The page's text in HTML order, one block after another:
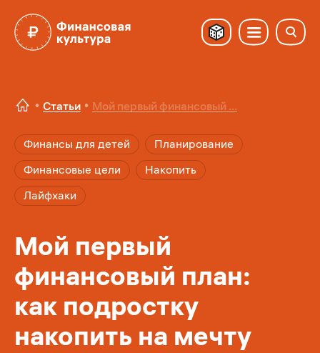
Статьи Мой первый финансовый ...
Финансы для детей
Планирование
Финансовые цели
Накопить
Лайфхаки
Мой первый
финансовый план:
как подростку
накопить на мечту